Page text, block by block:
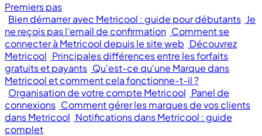
Premiers pas
Bien démarrer avec Metricool : guide pour débutants Je
ne reçois pas l’email de confirmation Comment se
connecter à Metricool depuis le site web Découvrez
Metricool Principales différences entre les forfaits
gratuits et payants Qu'est-ce qu'une Marque dans
Metricool et comment cela fonctionne-t-il ?
Organisation de votre compte Metricool Panel de
connexions Comment gérer les marques de vos clients
dans Metricool Notifications dans Metricool : guide
complet